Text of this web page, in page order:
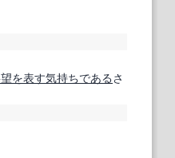
を表す気持ちであるさ